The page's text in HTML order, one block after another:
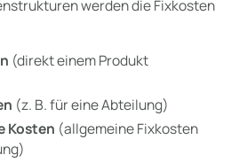
werden die Fixkosten
(direkt einem Produkt
(z. B. für eine Abteilung)
Kosten (allgemeine Fixkosten